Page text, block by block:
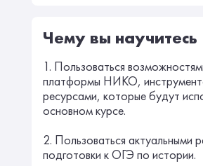
Чему вы научитесь
1. Пользоваться
платформы НИКО,
ресурсами, которые будут
основном курсе.
2. Пользоваться актуальными
подготовки к ОГЭ по истории.